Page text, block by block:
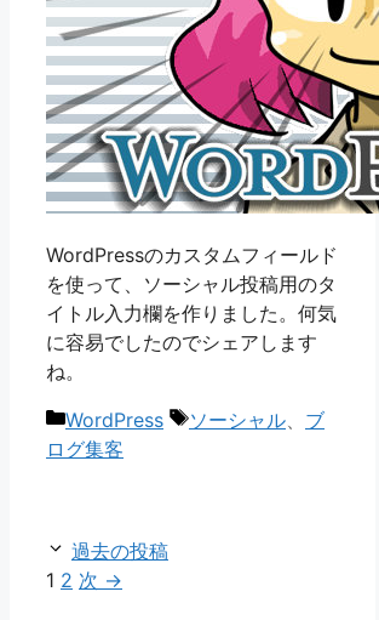
WordPressのカスタムフィールド
を使って、ソーシャル投稿用のタ
イトル入力欄を作りました。何気
に容易でしたのでシェアします
ね。
カ
テ
WordPress
タ
ソーシャル
ブ
ログ集客
過去の投稿
ペ
1 ペ
2 次 →